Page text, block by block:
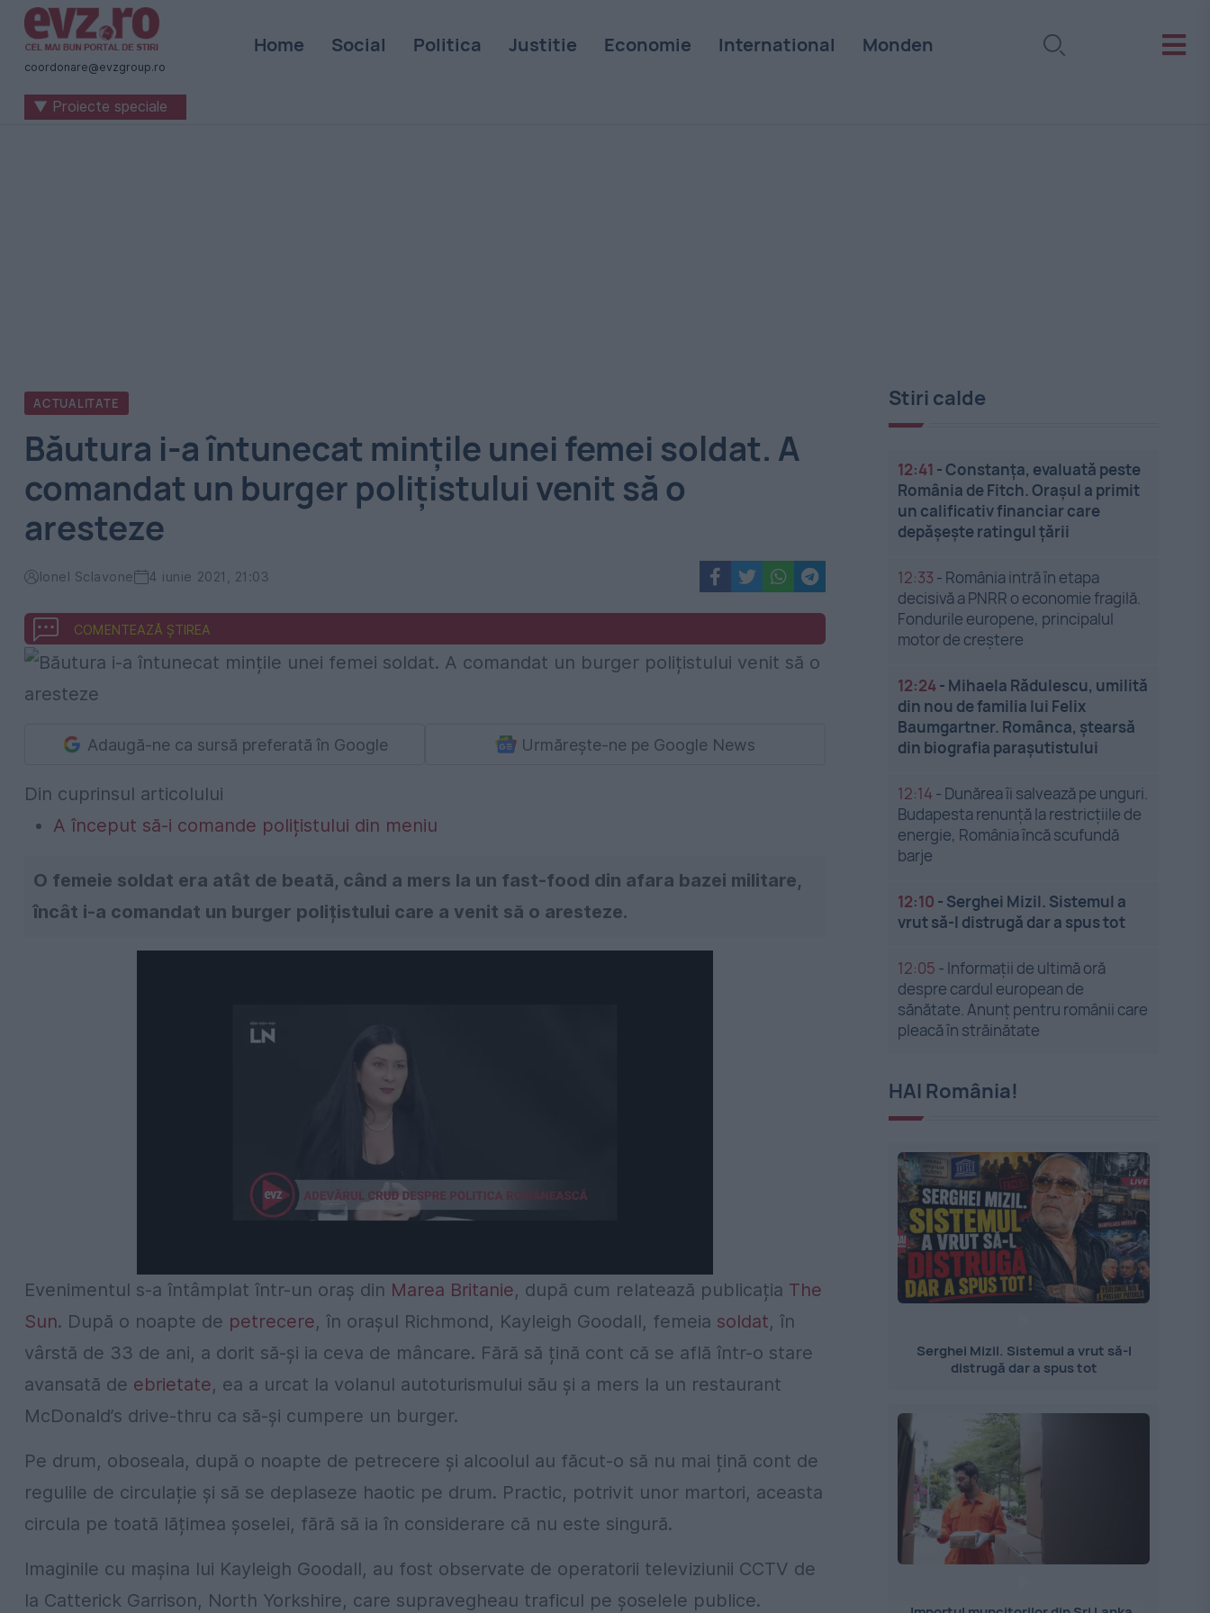
Știri
naționale
internaționale
coordonare@evzgroup.ro
Home Social Politica Justitie Economie International Monden
▼ Proiecte speciale
ACTUALITATE
Băutura i-a întunecat mințile unei femei soldat. A
comandat un burger polițistului venit să o
aresteze
Ionel Sclavone 4 iunie 2021, 21:03
COMENTEAZĂ ȘTIREA
Adaugă-ne ca sursă preferată în Google Urmărește-ne pe Google News
Din cuprinsul articolului
A început să-i comande polițistului din meniu
O femeie soldat era atât de beată, când a mers la un fast-food din afara bazei militare,
încât i-a comandat un burger polițistului care a venit să o aresteze.
Evenimentul s-a întâmplat într-un oraș din Marea Britanie, după cum relatează publicația The
Sun. După o noapte de petrecere, în orașul Richmond, Kayleigh Goodall, femeia soldat, în
vârstă de 33 de ani, a dorit să-și ia ceva de mâncare. Fără să țină cont că se află într-o stare
avansată de ebrietate, ea a urcat la volanul autoturismului său și a mers la un restaurant
McDonald’s drive-thru ca să-și cumpere un burger.
Pe drum, oboseala, după o noapte de petrecere și alcoolul au făcut-o să nu mai țină cont de
regulile de circulație și să se deplaseze haotic pe drum. Practic, potrivit unor martori, aceasta
circula pe toată lățimea șoselei, fără să ia în considerare că nu este singură.
Imaginile cu mașina lui Kayleigh Goodall, au fost observate de operatorii televiziunii CCTV de
la Catterick Garrison, North Yorkshire, care supravegheau traficul pe șoselele publice.
Stiri calde
12:41 -Constanța, evaluată peste
România de Fitch. Orașul a primit
un calificativ financiar care
depășește ratingul țării
12:33 - România intră în etapa
decisivă a PNRR o economie fragilă.
Fondurile europene, principalul
motor de creștere
12:24- Mihaela Rădulescu, umilită
din nou de familia lui Felix
Baumgartner. Românca, ștearsă
din biografia parașutistului
12:14 - Dunărea îi salvează pe unguri.
Budapesta renunță la restricțiile de
energie, România încă scufundă
barje
12:10 - Serghei Mizil. Sistemul a
vrut să-l distrugă dar a spus tot
12:05 - Informații de ultimă oră
despre cardul european de
sănătate. Anunț pentru românii care
pleacă în străinătate
HAI România!
Serghei Mizil. Sistemul a vrut să-l
distrugă dar a spus tot